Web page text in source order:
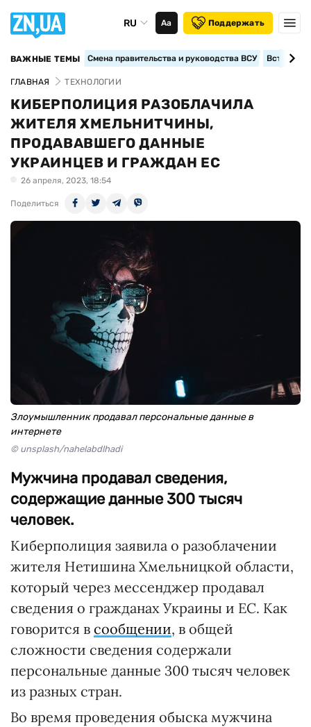
RU Аа Поддержать
ВАЖНЫЕ ТЕМЫ Смена правительства и руководства ВСУ
ГЛАВНАЯ ТЕХНОЛОГИИ
КИБЕРПОЛИЦИЯ РАЗОБЛАЧИЛА
ЖИТЕЛЯ ХМЕЛЬНИТЧИНЫ,
ПРОДАВАВШЕГО ДАННЫЕ
УКРАИНЦЕВ И ГРАЖДАН ЕС
26 апреля, 2023, 18:54
Поделиться
Злоумышленник продавал персональные данные в
интернете
© unsplash/nahelabdlhadi
Мужчина продавал сведения,
содержащие данные 300 тысяч
человек.
Киберполиция заявила о разоблачении
жителя Нетишина Хмельницкой области,
который через мессенджер продавал
сведения о гражданах Украины и ЕС. Как
говорится в сообщении, в общей
сложности сведения содержали
персональные данные 300 тысяч человек
из разных стран.
Во время проведения обыска мужчина